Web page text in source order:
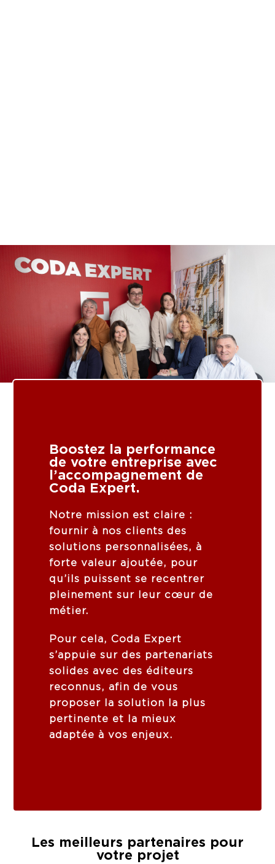
Boostez la performance
de votre entreprise avec
l’accompagnement de
Coda Expert.
Notre mission est claire :
fournir à nos clients des
solutions personnalisées, à
forte valeur ajoutée, pour
qu’ils puissent se recentrer
pleinement sur leur cœur de
métier.
Pour cela, Coda Expert
s’appuie sur des partenariats
solides avec des éditeurs
reconnus, afin de vous
proposer la solution la plus
pertinente et la mieux
adaptée à vos enjeux.
Les meilleurs partenaires pour
votre projet